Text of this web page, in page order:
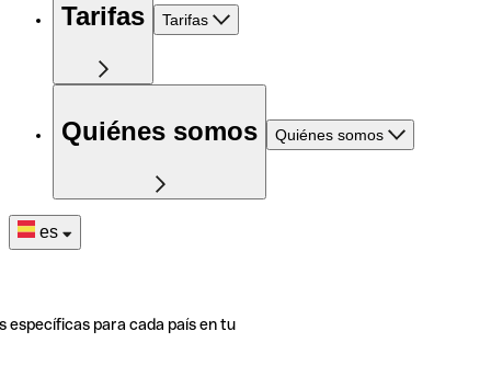
Tarifas Tarifas
Quiénes somos Quiénes somos
es
específicas para cada país en tu